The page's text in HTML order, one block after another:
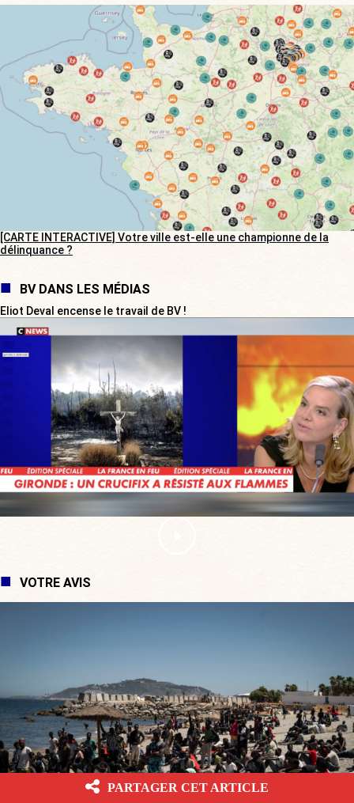
[CARTE INTERACTIVE] Votre ville est-elle une championne de la
délinquance ?
BV DANS LES MÉDIAS
Eliot Deval encense le travail de BV !
VOTRE AVIS
PARTAGER CET ARTICLE